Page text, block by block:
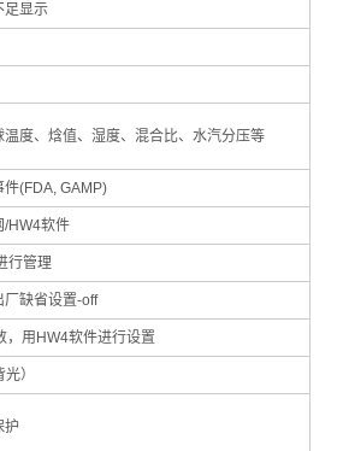
足显示
温度、焓值、湿度、混合比、水汽分压等
件(FDA, GAMP)
/HW4软件
行管理
厂缺省设置-off
，用HW4软件进行设置
）
护